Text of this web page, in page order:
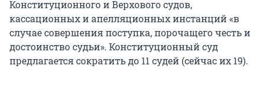
Конституционного и Верхового судов,
кассационных и апелляционных инстанций «в
случае совершения поступка, порочащего честь и
достоинство судьи». Конституционный суд
предлагается сократить до 11 судей (сейчас их 19).